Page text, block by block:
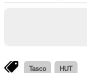
Tasco HUT